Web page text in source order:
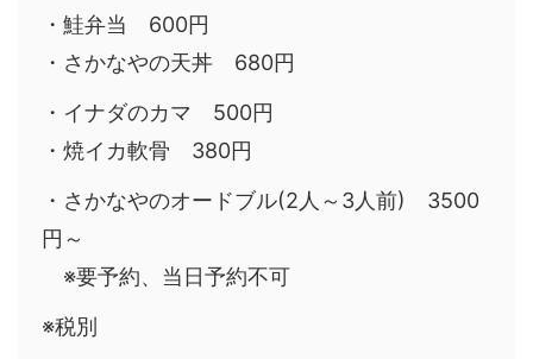
・鮭弁当 600円
・さかなやの天丼 680円
・イナダのカマ 500円
・焼イカ軟骨 380円
・さかなやのオードブル(2人～3人前) 3500
円～
※要予約、当日予約不可
※税別